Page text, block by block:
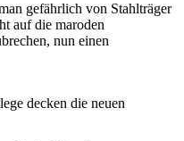
gefährlich von Stahlträger
auf die maroden
nun einen
decken die neuen